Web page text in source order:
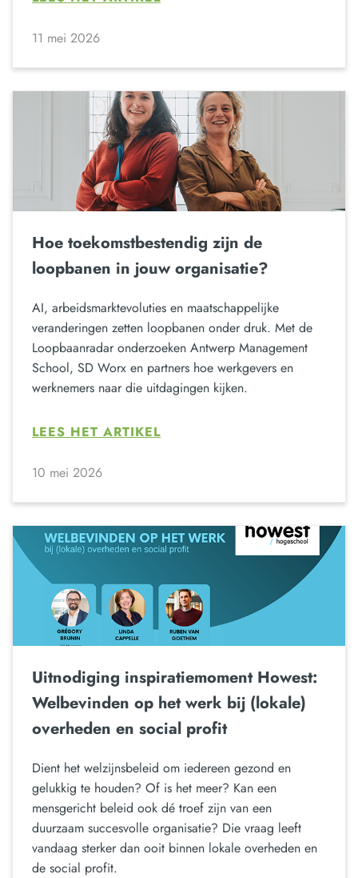
11 mei 2026
Hoe toekomstbestendig zijn de
loopbanen in jouw organisatie?
AI, arbeidsmarktevoluties en maatschappelijke
veranderingen zetten loopbanen onder druk. Met de
Loopbaanradar onderzoeken Antwerp Management
School, SD Worx en partners hoe werkgevers en
werknemers naar die uitdagingen kijken.
LEES HET ARTIKEL
10 mei 2026
Uitnodiging inspiratiemoment Howest:
Welbevinden op het werk bij (lokale)
overheden en social profit
Dient het welzijnsbeleid om iedereen gezond en
gelukkig te houden? Of is het meer? Kan een
mensgericht beleid ook dé troef zijn van een
duurzaam succesvolle organisatie? Die vraag leeft
vandaag sterker dan ooit binnen lokale overheden en
de social profit.